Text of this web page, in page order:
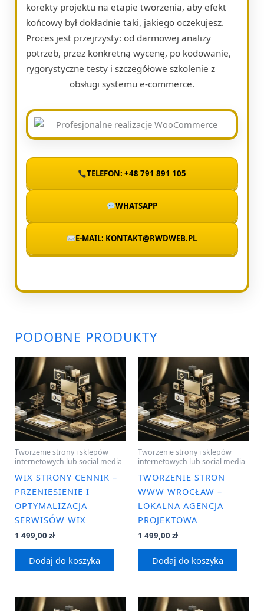
korekty projektu na etapie tworzenia, aby efekt
końcowy był dokładnie taki, jakiego oczekujesz.
Proces jest przejrzysty: od darmowej analizy
potrzeb, przez konkretną wycenę, po kodowanie,
rygorystyczne testy i szczegółowe szkolenie z
obsługi systemu e-commerce.
TELEFON: +48 791 891 105
WHATSAPP
E-MAIL: KONTAKT@RWDWEB.PL
PODOBNE PRODUKTY
Tworzenie strony i sklepów
internetowych lub social media
WIX STRONY CENNIK –
PRZENIESIENIE I
OPTYMALIZACJA
SERWISÓW WIX
1 499,00 zł
Dodaj do koszyka
Tworzenie strony i sklepów
internetowych lub social media
TWORZENIE STRON
WWW WROCŁAW –
LOKALNA AGENCJA
PROJEKTOWA
1 499,00 zł
Dodaj do koszyka